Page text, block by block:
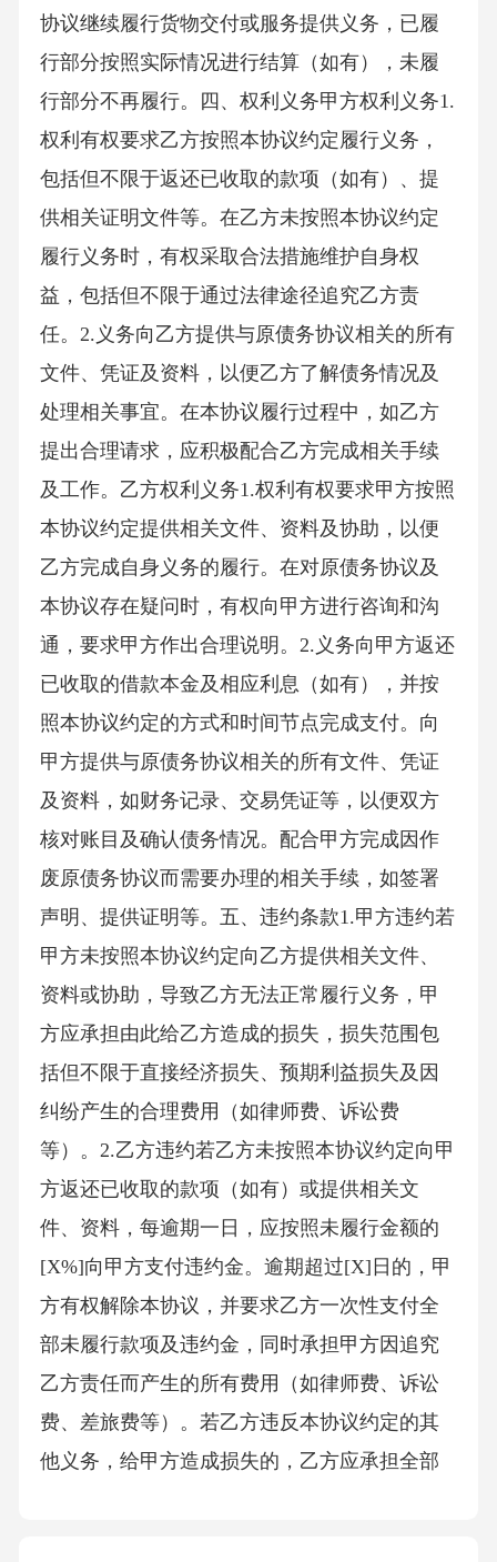
协议继续履行货物交付或服务提供义务，已履
行部分按照实际情况进行结算（如有），未履
行部分不再履行。四、权利义务甲方权利义务1.
权利有权要求乙方按照本协议约定履行义务，
包括但不限于返还已收取的款项（如有）、提
供相关证明文件等。在乙方未按照本协议约定
履行义务时，有权采取合法措施维护自身权
益，包括但不限于通过法律途径追究乙方责
任。2.义务向乙方提供与原债务协议相关的所有
文件、凭证及资料，以便乙方了解债务情况及
处理相关事宜。在本协议履行过程中，如乙方
提出合理请求，应积极配合乙方完成相关手续
及工作。乙方权利义务1.权利有权要求甲方按照
本协议约定提供相关文件、资料及协助，以便
乙方完成自身义务的履行。在对原债务协议及
本协议存在疑问时，有权向甲方进行咨询和沟
通，要求甲方作出合理说明。2.义务向甲方返还
已收取的借款本金及相应利息（如有），并按
照本协议约定的方式和时间节点完成支付。向
甲方提供与原债务协议相关的所有文件、凭证
及资料，如财务记录、交易凭证等，以便双方
核对账目及确认债务情况。配合甲方完成因作
废原债务协议而需要办理的相关手续，如签署
声明、提供证明等。五、违约条款1.甲方违约若
甲方未按照本协议约定向乙方提供相关文件、
资料或协助，导致乙方无法正常履行义务，甲
方应承担由此给乙方造成的损失，损失范围包
括但不限于直接经济损失、预期利益损失及因
纠纷产生的合理费用（如律师费、诉讼费
等）。2.乙方违约若乙方未按照本协议约定向甲
方返还已收取的款项（如有）或提供相关文
件、资料，每逾期一日，应按照未履行金额的
[X%]向甲方支付违约金。逾期超过[X]日的，甲
方有权解除本协议，并要求乙方一次性支付全
部未履行款项及违约金，同时承担甲方因追究
乙方责任而产生的所有费用（如律师费、诉讼
费、差旅费等）。若乙方违反本协议约定的其
他义务，给甲方造成损失的，乙方应承担全部